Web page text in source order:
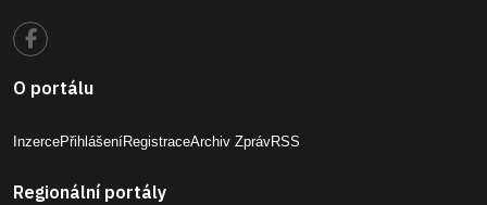
O portálu
InzercePřihlášeníRegistraceArchiv ZprávRSS
Regionální portály